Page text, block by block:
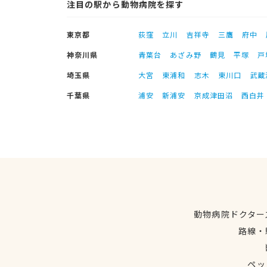
注目の駅から動物病院を探す
東京都 荻窪 立川 吉祥寺 三鷹 府中
神奈川県
青葉台 あざみ野 鶴見 平塚
埼玉県
大宮 東浦和 志木 東川口
武
千葉県
浦安 新浦安 京成津田沼 西白井
動物病院ドクタ
路線
ペ